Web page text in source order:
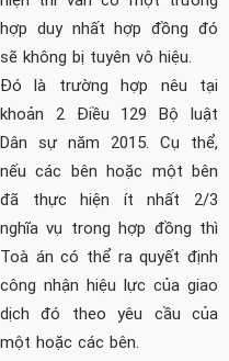
hợp duy nhất hợp đồng đó
sẽ không bị tuyên vô hiệu.
Đó là trường hợp nêu tại
khoản 2 Điều 129 Bộ luật
Dân sự năm 2015. Cụ thể,
nếu các bên hoặc một bên
đã thực hiện ít nhất 2/3
nghĩa vụ trong hợp đồng thì
Toà án có thể ra quyết định
công nhận hiệu lực của giao
dịch đó theo yêu cầu của
một hoặc các bên.